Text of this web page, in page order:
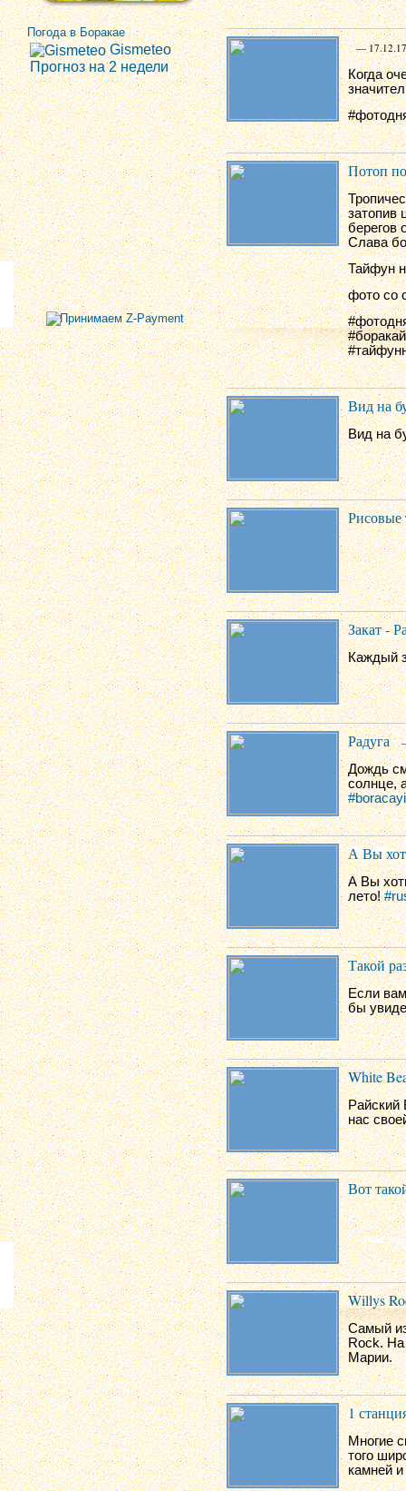
Погода в Боракае
Gismeteo
Прогноз на 2 недели
—
Когда
Потоп
затопив
берегов
Слава
Тайфун
фото со
Вид на
Вид на
Рисовые
Закат -
Каждый
Радуга
Дождь
солнце,
А Вы
А Вы
лето!
Такой
Если
бы
White
Райский
нас
Вот
Willys
Самый
Rock. На
Марии.
1
Многие
того
камней и